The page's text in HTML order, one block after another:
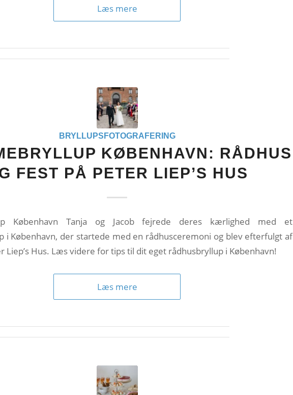
Læs mere
BRYLLUPSFOTOGRAFERING
KØBENHAVN: RÅDHUS
FEST PÅ PETER LIEP’S HUS
København Tanja og Jacob fejrede deres kærlighed med et
i København, der startede med en rådhusceremoni og blev efterfulgt af
Liep’s Hus. Læs videre for tips til dit eget rådhusbryllup i København!
Læs mere